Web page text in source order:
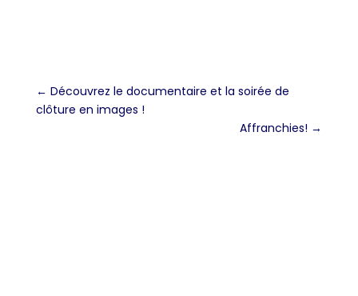
← Découvrez le documentaire et la soirée de
clôture en images !
Affranchies! →